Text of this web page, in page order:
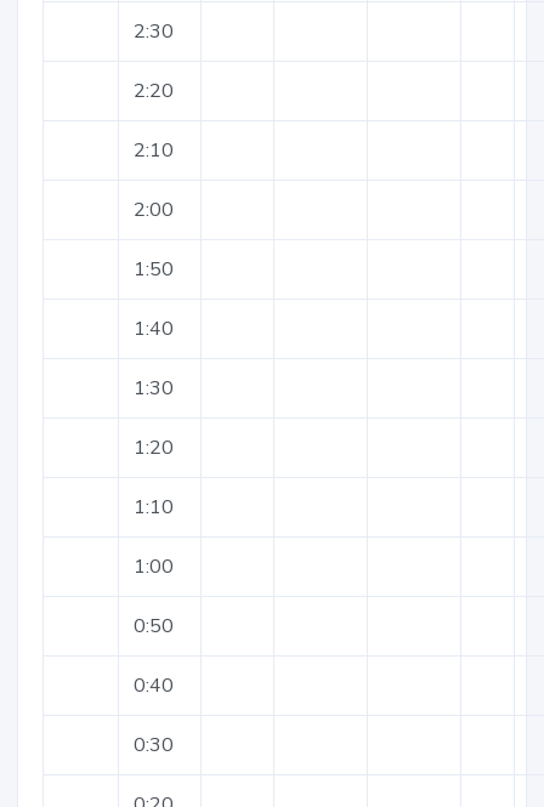
2:30
2:20
2:10
2:00
1:50
1:40
1:30
1:20
1:10
1:00
0:50
0:40
0:30